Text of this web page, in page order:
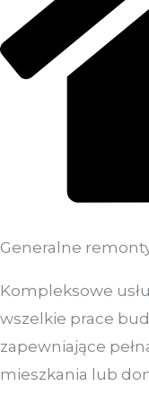
Generalne
Kompleksowe
wszelkie prace
zapewniające
mieszkania lub